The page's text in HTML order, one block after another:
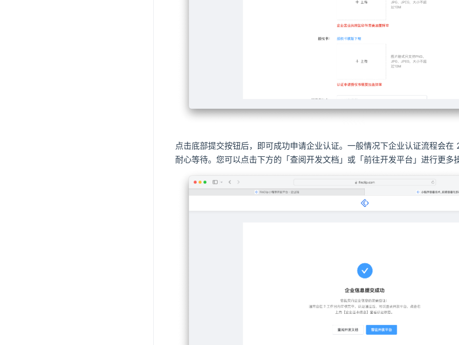
点击底部提交按钮后，即可成功申请企业认证。一般情况下企业认证流程会在
耐心等待。您可以点击下方的「查阅开发文档」或「前往开发平台」进行更多